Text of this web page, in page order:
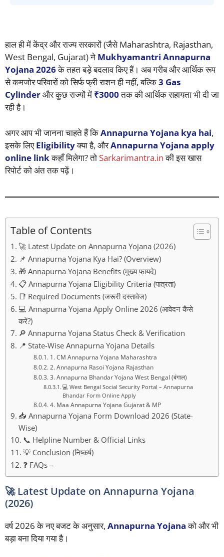
हाल ही में केंद्र और राज्य सरकारों (जैसे Maharashtra, Rajasthan,
West Bengal, Gujarat) ने Mukhyamantri Annapurna
Yojana 2026के तहत बड़े बदलाव किए हैं। अब गरीब और आर्थिक रूप
से कमजोर परिवारों को सिर्फ फ्री राशन ही नहीं, बल्कि3 Gas
Cylinderऔर कुछ राज्यों में ₹3000तक की आर्थिक सहायता भी दी जा
रही है।
अगर आप भी जानना चाहते हैं किAnnapurna Yojana kya hai,
इसके लिएEligibilityक्या है, औरAnnapurna Yojana apply
online linkकहाँ मिलेगा? तो Sarkarimantra.inकी इस खास
रिपोर्ट को अंत तक पढ़ें।
Table of Contents
🚀 Latest Update on Annapurna Yojana (2026)
📌 Annapurna Yojana Kya Hai? (Overview)
🎁 Annapurna Yojana Benefits (मुख्य फायदे)
📋 Annapurna Yojana Eligibility Criteria (पात्रता)
📑 Required Documents (जरूरी दस्तावेज)
💻 Annapurna Yojana Apply Online 2026 (आवेदन कैसे
करें?)
🔎 Annapurna Yojana Status Check & Verification
📍 State-Wise Annapurna Yojana Details
1. CM Annapurna Yojana Maharashtra
2. Annapurna Rasoi Yojana Rajasthan
3. Annapurna Bhandar Yojana West Bengal (बंगाल)
💻 West Bengal Social Security Portal – Annapurna
Bhandar Form Online Apply
4. Maa Annapurna Yojana Gujarat & MP
📥 Annapurna Yojana Form Download 2026 (State-
Wise)
📞 Helpline Number & Official Links
💡 Conclusion (निष्कर्ष)
❓ FAQs –
🚀 Latest Update on Annapurna Yojana
(2026)
वर्ष 2026 के नए बजट के अनुसार, Annapurna Yojanaको और भी
बड़ा बना दिया गया है।